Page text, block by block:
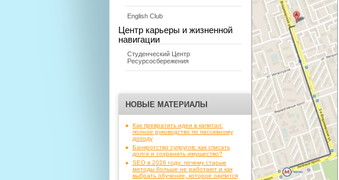
English Club
Центр карьеры и жизненной
навигации
Студенческий Центр
Ресурсосбережения
НОВЫЕ МАТЕРИАЛЫ
Как превратить идеи в капитал:
полное руководство по пассивному
доходу
Банкротство супругов: как списать
долги и сохранить имущество?
SEO в 2026 году: почему старые
методы больше не работают и как
выбрать обучение, которое окупится